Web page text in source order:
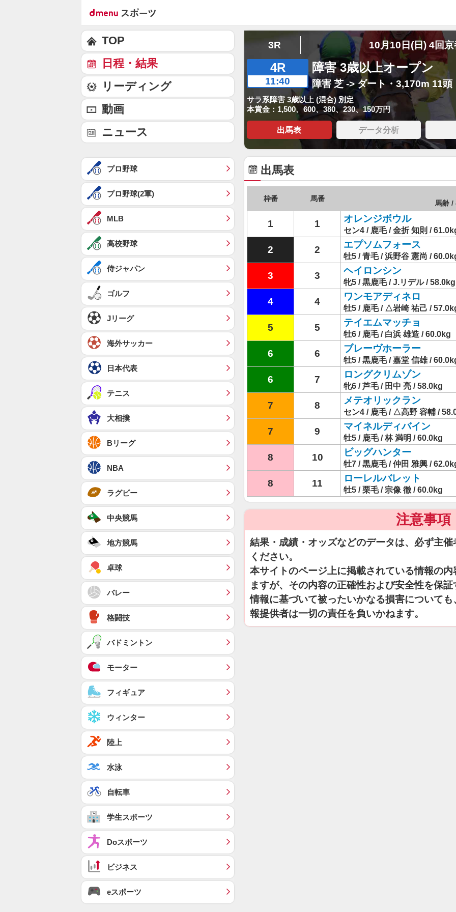
3R 10月10日(日) 4回
4R
11:40
障害 3歳以上オープン
障害 芝 -> ダート・3,170m 11頭
サラ系障害 3歳以上 (混合) 別定
本賞金：1,500、600、380、230、150万円
出馬表 データ分析
出馬表
枠番 馬番
馬齢 /
1 1 オレンジボウル
セン4 / 鹿毛 / 金折 知則 /
2 2 エプソムフォース
牡5 / 青毛 / 浜野谷 憲尚 /
3 3 ヘイロンシン
牝5 / 黒鹿毛 / J.リデル / 58.0kg
4 4 ワンモアディネロ
牡5 / 鹿毛 / △岩崎 祐己 /
5 5 テイエムマッチョ
牡6 / 鹿毛 / 白浜 雄造 / 60.0kg
6 6 ブレーヴホーラー
牡5 / 黒鹿毛 / 嘉堂 信雄 /
6 7 ロングクリムゾン
牝6 / 芦毛 / 田中 亮 / 58.0kg
7 8 メテオリックラン
セン4 / 鹿毛 / △高野 容輔 /
7 9 マイネルディバイン
牡5 / 鹿毛 / 林 満明 / 60.0kg
8 10 ビッグハンター
牡7 / 黒鹿毛 / 仲田 雅興 /
8 11 ローレルバレット
牡5 / 栗毛 / 宗像 徹 / 60.0kg
注意事項
結果・成績・オッズなどのデータは、必ず主
ください。
本サイトのページ上に掲載されている情報の
ますが、その内容の正確性および安全性を保
情報に基づいて被ったいかなる損害について
報提供者は一切の責任を負いかねます。
TOP
日程・結果
リーディング
動画
ニュース
プロ野球
プロ野球(2軍)
MLB
高校野球
侍ジャパン
ゴルフ
Jリーグ
海外サッカー
日本代表
テニス
大相撲
Bリーグ
NBA
ラグビー
中央競馬
地方競馬
卓球
バレー
格闘技
バドミントン
モーター
フィギュア
ウィンター
陸上
水泳
自転車
学生スポーツ
Doスポーツ
ビジネス
eスポーツ